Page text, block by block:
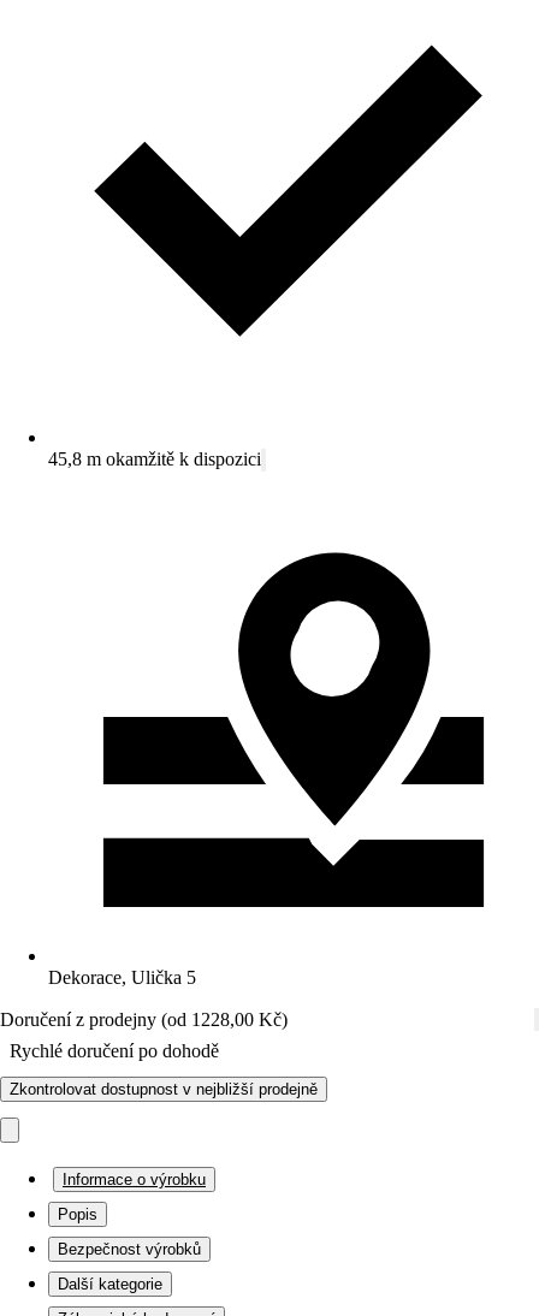
45,8 m okamžitě k dispozici
Dekorace, Ulička 5
Doručení z prodejny (od 1228,00 Kč)
Rychlé doručení po dohodě
Zkontrolovat dostupnost v nejbližší prodejně
Informace o výrobku
Popis
Bezpečnost výrobků
Další kategorie